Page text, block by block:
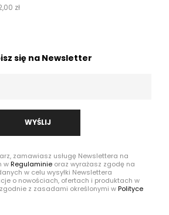
zł
się na Newsletter
WYŚLIJ
zamawiasz usługę Newslettera na
wRegulaminie oraz wyrażasz zgodę na
w celu wysyłki Newslettera
o nowościach, ofertach i produktach w
z zasadami określonymi wPolityce